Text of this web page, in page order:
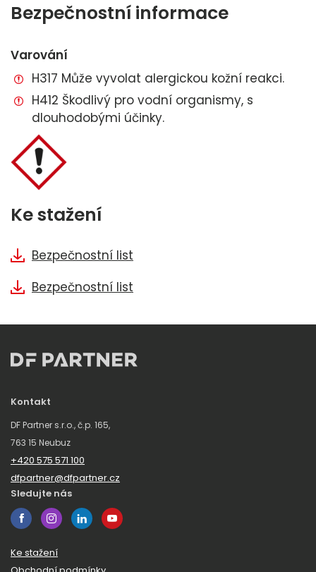
Bezpečnostní informace
Varování
H317 Může vyvolat alergickou kožní reakci.
H412 Škodlivý pro vodní organismy, s
dlouhodobými účinky.
Ke stažení
Bezpečnostní list
Bezpečnostní list
Kontakt
DF Partner s.r.o., č.p. 165,
763 15 Neubuz
+420 575 571 100
dfpartner@dfpartner.cz
Sledujte nás
Ke stažení